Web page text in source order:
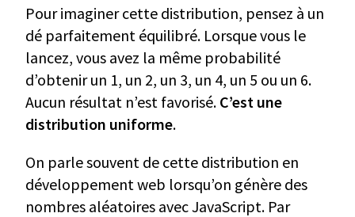
Pour imaginer cette distribution, pensez à un
dé parfaitement équilibré. Lorsque vous le
lancez, vous avez la même probabilité
d’obtenir un 1, un 2, un 3, un 4, un 5 ou un 6.
Aucun résultat n’est favorisé. C’est une
distribution uniforme.
On parle souvent de cette distribution en
développement web lorsqu’on génère des
nombres aléatoires avec JavaScript. Par